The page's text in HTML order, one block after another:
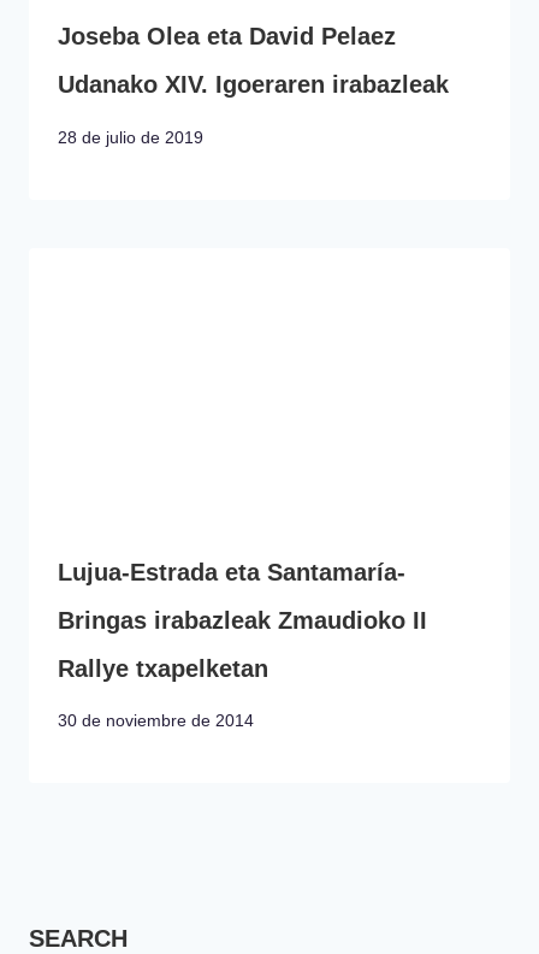
Joseba Olea eta David Pelaez
Udanako XIV. Igoeraren irabazleak
28 de julio de 2019
Lujua-Estrada eta Santamaría-
Bringas irabazleak Zmaudioko II
Rallye txapelketan
30 de noviembre de 2014
SEARCH